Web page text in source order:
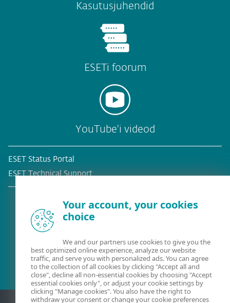
Kasutusjuhendid
ESETi foorum
YouTube'i videod
ESET Status Portal
ESET Technical Support
Olemasolev klient?
Your account, your cookies
choice
We and our partners use cookies to give you the
best optimized online experience, analyze our website
traffic, and serve you with personalized ads. You can agree
to the collection of all cookies by clicking "Accept all and
close", decline all non-essential cookies by choosing "Accept
essential cookies only", or adjust your cookie settings by
clicking "Manage cookies". You also have the right to
withdraw your consent or change your cookie preferences